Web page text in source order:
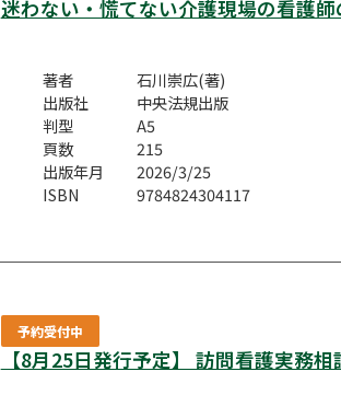
迷わない・慌てない介護現場の看護
著者
石川崇広(著)
出版社
中央法規出版
判型
A5
頁数
215
出版年月
2026/3/25
ISBN
9784824304117
予約受付中
【8月25日発行予定】 訪問看護実務